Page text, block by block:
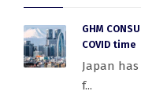
GHM
COVID time
Japan has
f...